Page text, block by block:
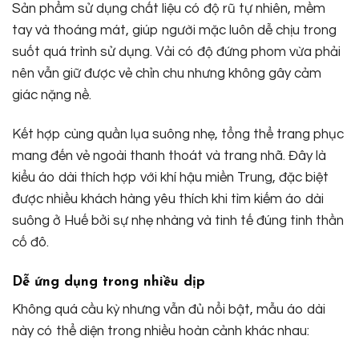
Sản phẩm sử dụng chất liệu có độ rũ tự nhiên, mềm
tay và thoáng mát, giúp người mặc luôn dễ chịu trong
suốt quá trình sử dụng. Vải có độ đứng phom vừa phải
nên vẫn giữ được vẻ chỉn chu nhưng không gây cảm
giác nặng nề.
Kết hợp cùng quần lụa suông nhẹ, tổng thể trang phục
mang đến vẻ ngoài thanh thoát và trang nhã. Đây là
kiểu áo dài thích hợp với khí hậu miền Trung, đặc biệt
được nhiều khách hàng yêu thích khi tìm kiếm áo dài
suông ở Huế bởi sự nhẹ nhàng và tinh tế đúng tinh thần
cố đô.
Dễ ứng dụng trong nhiều dịp
Không quá cầu kỳ nhưng vẫn đủ nổi bật, mẫu áo dài
này có thể diện trong nhiều hoàn cảnh khác nhau: